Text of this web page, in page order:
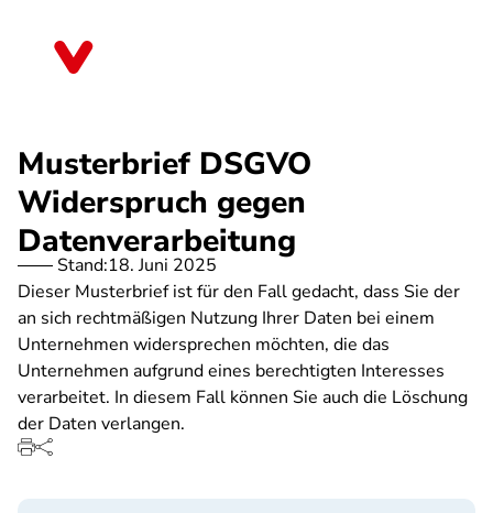
Musterbrief DSGVO
Widerspruch gegen
Datenverarbeitung
Stand:18. Juni 2025
Dieser Musterbrief ist für den Fall gedacht, dass Sie der
an sich rechtmäßigen Nutzung Ihrer Daten bei einem
Unternehmen widersprechen möchten, die das
Unternehmen aufgrund eines berechtigten Interesses
verarbeitet. In diesem Fall können Sie auch die Löschung
der Daten verlangen.